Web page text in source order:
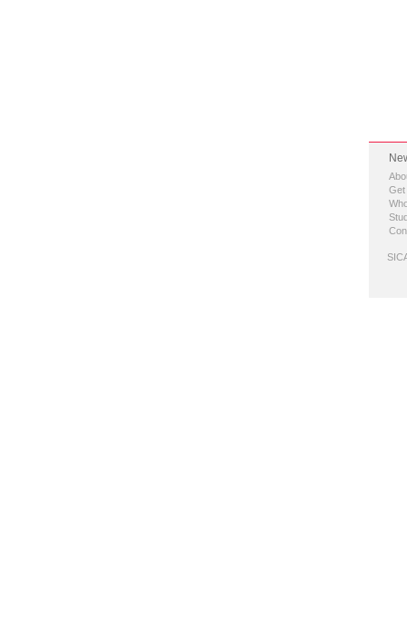
Get